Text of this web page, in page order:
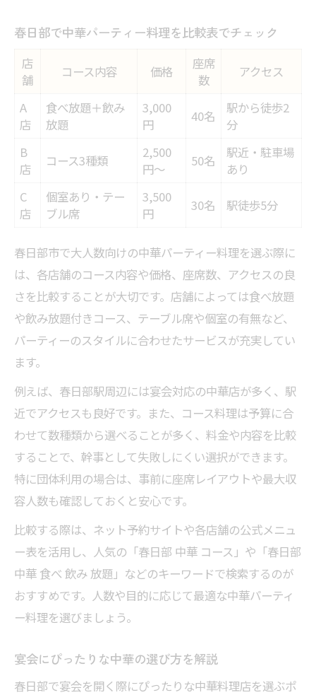
春日部で中華パーティーを満喫する方法
大人数にうれしい中華コースの選び方
テイクアウト対応の中華料理が便利な理由
宴会向け春日部中華スポット徹底比較
春日部の中華宴会コース比較早見表
会食で人気の中華料理を押さえるポイント
大人数宴会におすすめの中華とは
中華コース選びで失敗しないための秘訣
コースも飲み放題も春日部中華が充実
春日部中華の飲み放題・コース比較表
飲み放題付き中華パーティーの魅力
春日部中華で宴会を楽しむおすすめ術
中華の食べ放題・飲み放題活用法
春日部で大勢が満足する中華の魅力とは
大人数で盛り上がる中華料理ランキング
春日部中華の人気メニューを徹底解説
シェアしやすい中華が宴会で選ばれる理由
本格中華でパーティーを格上げする方法
春日部ならではの中華の楽しみ方
幹事必見！春日部中華パーティー成功法
幹事向け春日部中華宴会準備チェック表
団体予約時の中華店選びポイント
大人数利用で注意したい中華の予約術
春日部で中華パーティー料理を比較表でチェック
店
舗
コース内容 価格
座席
数
アクセス
A
店
食べ放題＋飲み
放題
3,000
円
40名
駅から徒歩2
分
B
店
コース3種類
2,500
円～
50名
駅近・駐車場
あり
C
店
個室あり・テー
ブル席
3,500
円
30名 駅徒歩5分
春日部市で大人数向けの中華パーティー料理を選ぶ際に
は、各店舗のコース内容や価格、座席数、アクセスの良
さを比較することが大切です。店舗によっては食べ放題
や飲み放題付きコース、テーブル席や個室の有無など、
パーティーのスタイルに合わせたサービスが充実してい
ます。
例えば、春日部駅周辺には宴会対応の中華店が多く、駅
近でアクセスも良好です。また、コース料理は予算に合
わせて数種類から選べることが多く、料金や内容を比較
することで、幹事として失敗しにくい選択ができます。
特に団体利用の場合は、事前に座席レイアウトや最大収
容人数も確認しておくと安心です。
比較する際は、ネット予約サイトや各店舗の公式メニュ
ー表を活用し、人気の「春日部 中華 コース」や「春日部
中華 食べ 飲み 放題」などのキーワードで検索するのが
おすすめです。人数や目的に応じて最適な中華パーティ
ー料理を選びましょう。
宴会にぴったりな中華の選び方を解説
春日部で宴会を開く際にぴったりな中華料理店を選ぶポ